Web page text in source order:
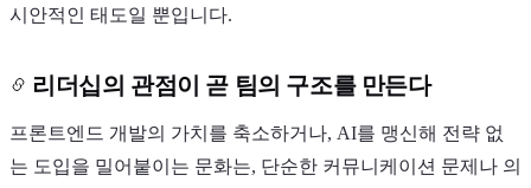
시안적인 태도일 뿐입니다.
리더십의 관점이 곧 팀의 구조를 만든다
프론트엔드 개발의 가치를 축소하거나, AI를 맹신해 전략 없
는 도입을 밀어붙이는 문화는, 단순한 커뮤니케이션 문제나 의